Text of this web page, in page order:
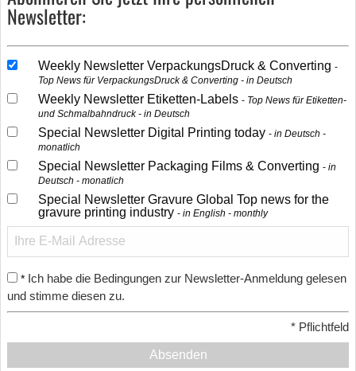
Newsletter:
Weekly Newsletter VerpackungsDruck & Converting
Top News für VerpackungsDruck & Converting - in Deutsch
Weekly Newsletter Etiketten-Labels
Top News für Etiketten-
und Schmalbahndruck - in Deutsch
Special Newsletter Digital Printing today
in Deutsch -
monatlich
Special Newsletter Packaging Films & Converting
in
Deutsch - monatlich
Special Newsletter Gravure Global Top news for the
gravure printing industry
in English - monthly
* Ich habe die Bedingungen zur Newsletter-Anmeldung gelesen
und stimme diesen zu.
* Pflichtfeld
Absenden